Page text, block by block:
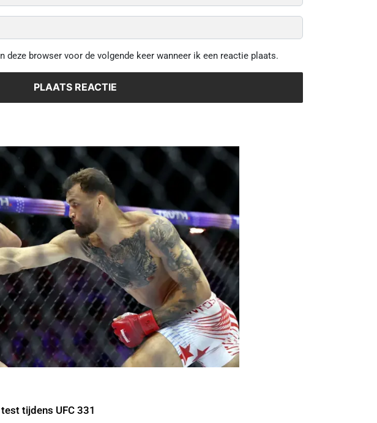
deze browser voor de volgende keer wanneer ik een reactie plaats.
tijdens UFC 331